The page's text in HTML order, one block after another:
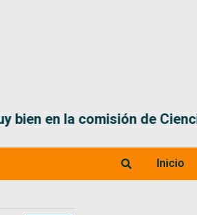
bien en la comisión de
Inicio